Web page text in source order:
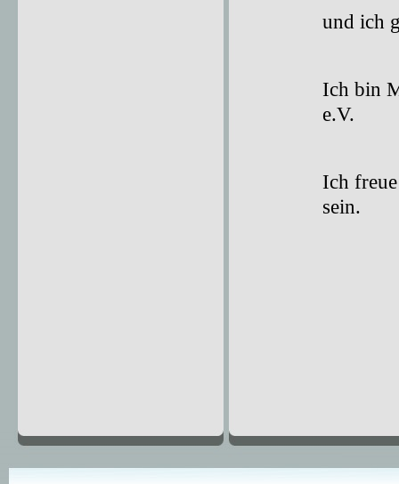
und ich
Ich bin
e.V.
Ich
sein.